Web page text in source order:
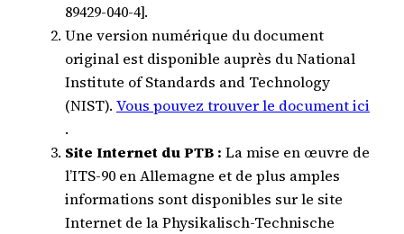
89429-040-4].
Une version numérique du document
original est disponible auprès du National
Institute of Standards and Technology
(NIST). Vous pouvez trouver le document ici
.
Site Internet du PTB : La mise en œuvre de
l’ITS-90 en Allemagne et de plus amples
informations sont disponibles sur le site
Internet de la Physikalisch-Technische